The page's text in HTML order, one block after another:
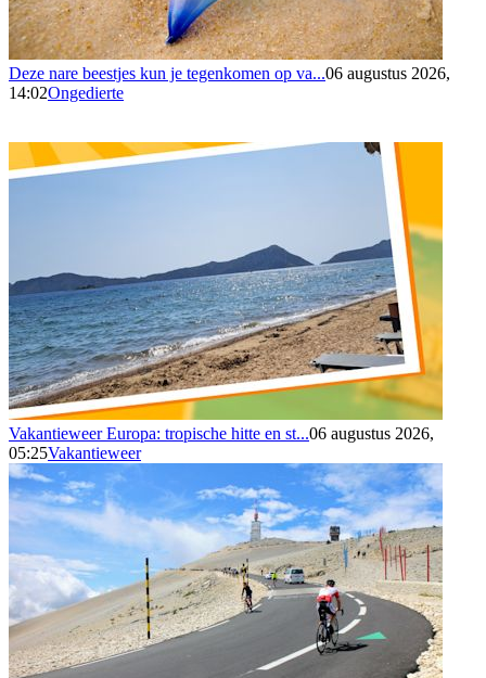
Deze nare beestjes kun je tegenkomen op va...06 augustus 2026,
14:02Ongedierte
Vakantieweer Europa: tropische hitte en st...06 augustus 2026,
05:25Vakantieweer